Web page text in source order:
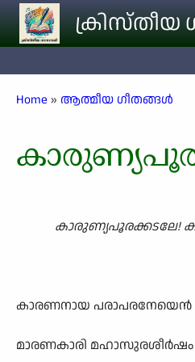
Skip to main content
ക്രിസ്തീയ
Breadcrumb
Home ആത്മീയ ഗീതങ്ങൾ
കാരുണ്യപൂരക്കടലേ!
കാരണനായ പരാപരനേയെൻ
മാരണകാരി മഹാസുരശീർഷം